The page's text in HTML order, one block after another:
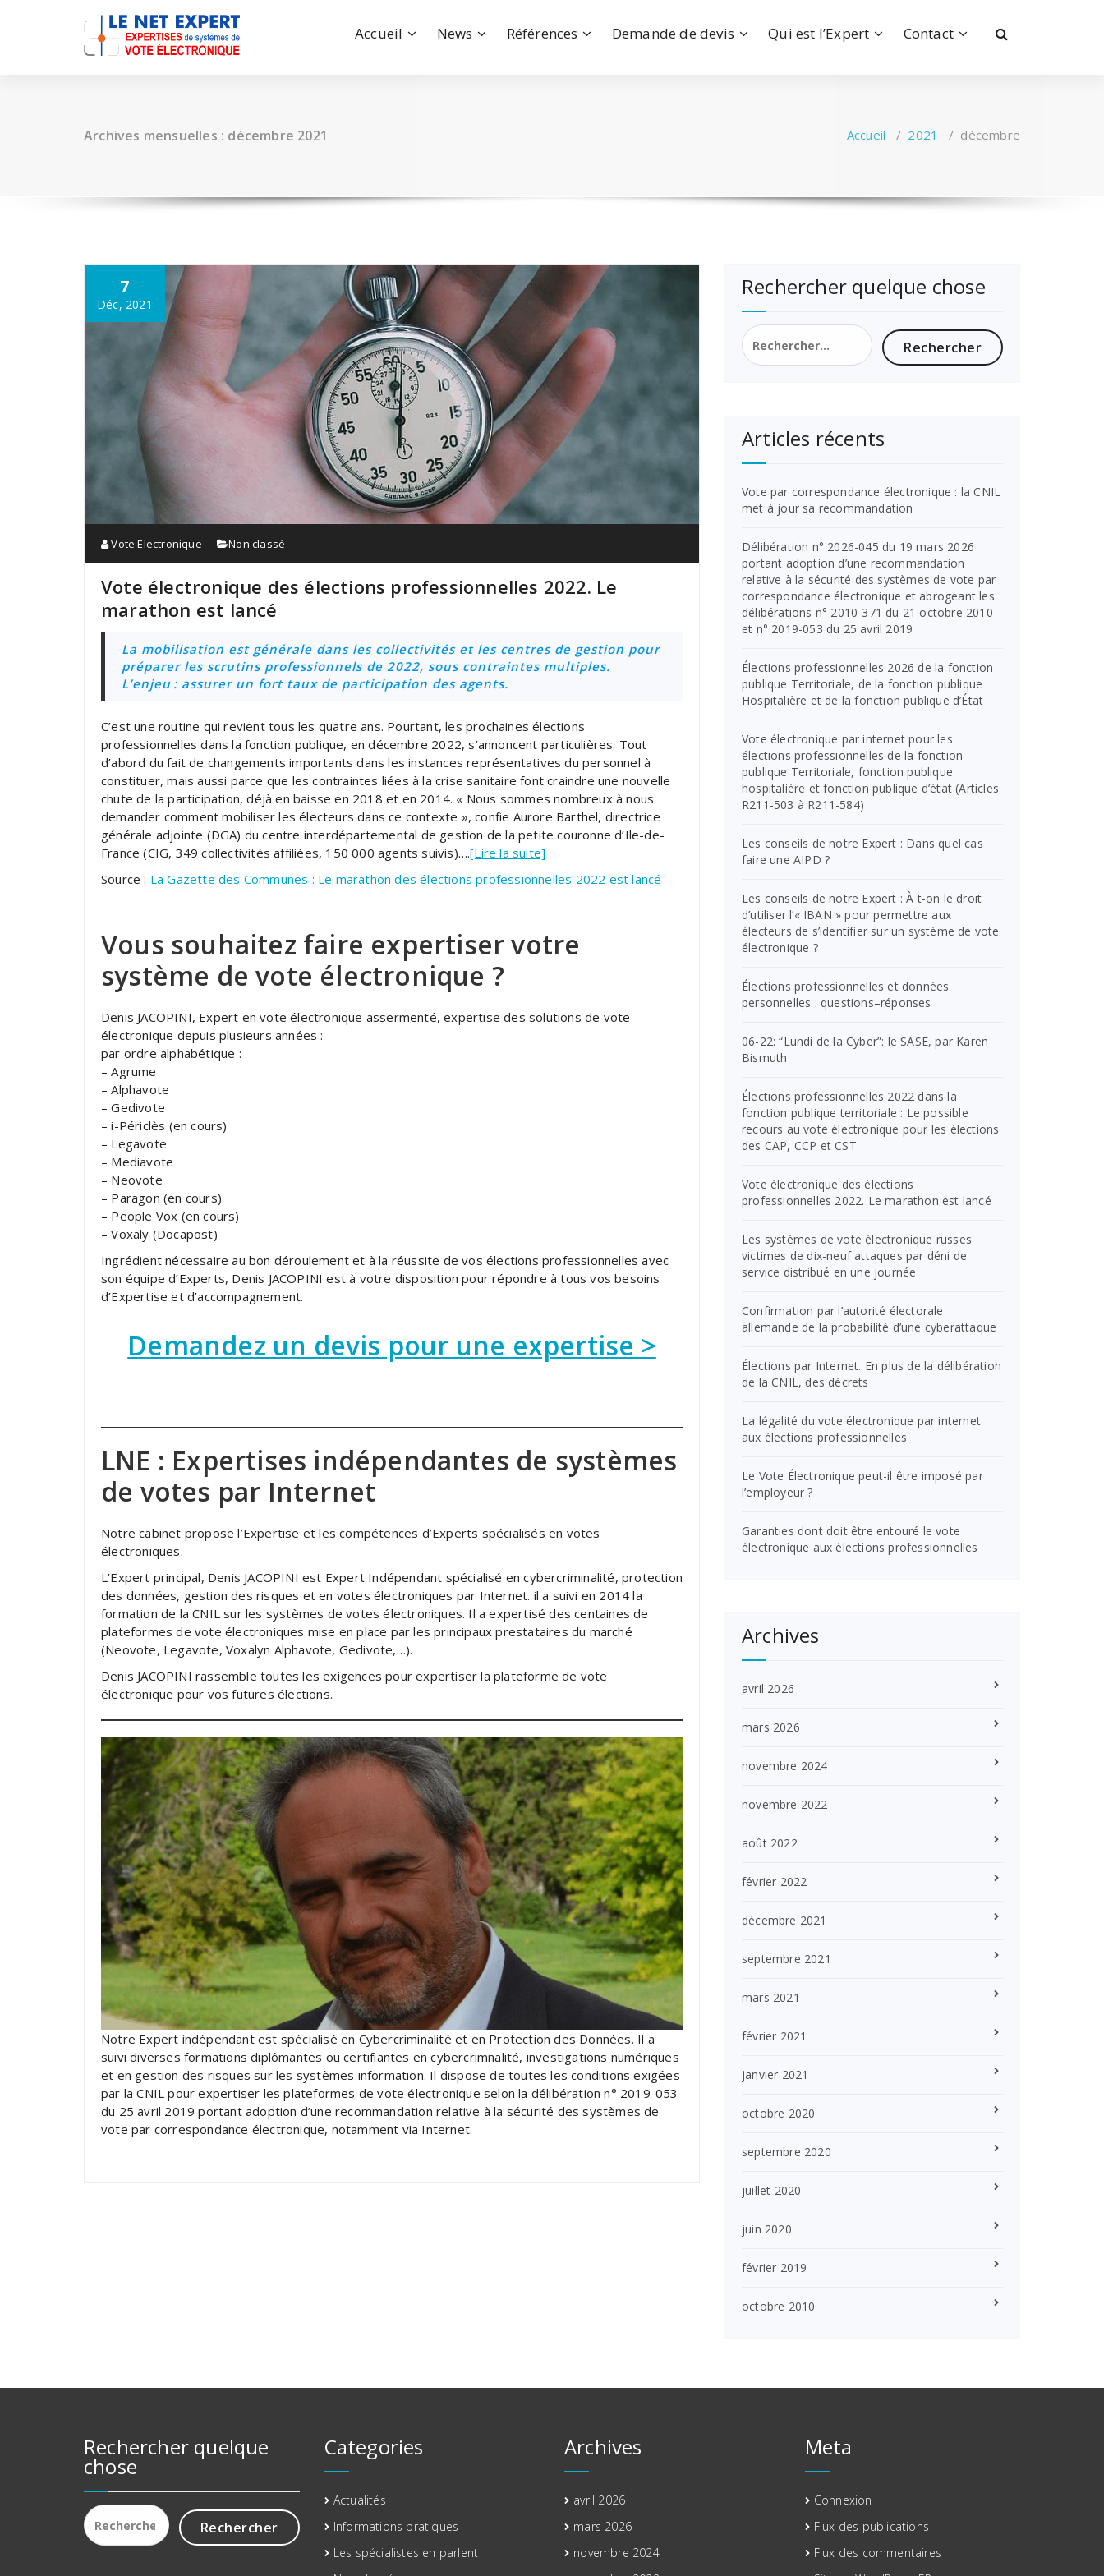
Accueil News Références Demande de devis Qui est l’Expert Contact
Archives mensuelles : décembre 2021 Accueil / 2021 / décembre
7
Déc, 2021
Vote Electronique Non classé
Vote électronique des élections professionnelles 2022. Le
marathon est lancé
La mobilisation est générale dans les collectivités et les centres de gestion pour
préparer les scrutins professionnels de 2022, sous contraintes multiples.
L’enjeu : assurer un fort taux de participation des agents.
C’est une routine qui revient tous les quatre ans. Pourtant, les prochaines élections
professionnelles dans la fonction publique, en décembre 2022, s’annoncent particulières. Tout
d’abord du fait de changements importants dans les instances représentatives du personnel à
constituer, mais aussi parce que les contraintes liées à la crise sanitaire font craindre une nouvelle
chute de la participation, déjà en baisse en 2018 et en 2014. « Nous sommes nombreux à nous
demander comment mobiliser les électeurs dans ce contexte », confie ­Aurore ­Barthel, directrice
générale adjointe (DGA) du centre interdépartemental de gestion de la petite couronne d’Ile-de-
France (CIG, 349 collectivités affiliées, 150 000 agents suivis)….[Lire la suite]
Source : La Gazette des Communes : Le marathon des élections professionnelles 2022 est lancé
Vous souhaitez faire expertiser votre
système de vote électronique ?
Denis JACOPINI, Expert en vote électronique assermenté, expertise des solutions de vote
électronique depuis plusieurs années :
par ordre alphabétique :
– Agrume
– Alphavote
– Gedivote
– i-Périclès (en cours)
– Legavote
– Mediavote
– Neovote
– Paragon (en cours)
– People Vox (en cours)
– Voxaly (Docapost)
Ingrédient nécessaire au bon déroulement et à la réussite de vos élections professionnelles avec
son équipe d’Experts, Denis JACOPINI est à votre disposition pour répondre à tous vos besoins
d’Expertise et d’accompagnement.
Demandez un devis pour une expertise >
LNE : Expertises indépendantes de systèmes
de votes par Internet
Notre cabinet propose l’Expertise et les compétences d’Experts spécialisés en votes
électroniques.
L’Expert principal, Denis JACOPINI est Expert Indépendant spécialisé en cybercriminalité, protection
des données, gestion des risques et en votes électroniques par Internet. il a suivi en 2014 la
formation de la CNIL sur les systèmes de votes électroniques. Il a expertisé des centaines de
plateformes de vote électroniques mise en place par les principaux prestataires du marché
(Neovote, Legavote, Voxalyn Alphavote, Gedivote,…).
Denis JACOPINI rassemble toutes les exigences pour expertiser la plateforme de vote
électronique pour vos futures élections.
Notre Expert indépendant est spécialisé en Cybercriminalité et en Protection des Données. Il a
suivi diverses formations diplômantes ou certifiantes en cybercrimnalité, investigations numériques
et en gestion des risques sur les systèmes information. Il dispose de toutes les conditions exigées
par la CNIL pour expertiser les plateformes de vote électronique selon la délibération n° 2019-053
du 25 avril 2019 portant adoption d’une recommandation relative à la sécurité des systèmes de
vote par correspondance électronique, notamment via Internet.
Rechercher quelque chose
Rechercher :
Articles récents
Vote par correspondance électronique : la CNIL
met à jour sa recommandation
Délibération n° 2026-045 du 19 mars 2026
portant adoption d’une recommandation
relative à la sécurité des systèmes de vote par
correspondance électronique et abrogeant les
délibérations n° 2010-371 du 21 octobre 2010
et n° 2019-053 du 25 avril 2019
Élections professionnelles 2026 de la fonction
publique Territoriale, de la fonction publique
Hospitalière et de la fonction publique d’État
Vote électronique par internet pour les
élections professionnelles de la fonction
publique Territoriale, fonction publique
hospitalière et fonction publique d’état (Articles
R211-503 à R211-584)
Les conseils de notre Expert : Dans quel cas
faire une AIPD ?
Les conseils de notre Expert : À t-on le droit
d’utiliser l’« IBAN » pour permettre aux
électeurs de s’identifier sur un système de vote
électronique ?
Élections professionnelles et données
personnelles : questions–réponses
06-22: “Lundi de la Cyber”: le SASE, par Karen
Bismuth
Élections professionnelles 2022 dans la
fonction publique territoriale : Le possible
recours au vote électronique pour les élections
des CAP, CCP et CST
Vote électronique des élections
professionnelles 2022. Le marathon est lancé
Les systèmes de vote électronique russes
victimes de dix-neuf attaques par déni de
service distribué en une journée
Confirmation par l’autorité électorale
allemande de la probabilité d’une cyberattaque
Élections par Internet. En plus de la délibération
de la CNIL, des décrets
La légalité du vote électronique par internet
aux élections professionnelles
Le Vote Électronique peut-il être imposé par
l’employeur ?
Garanties dont doit être entouré le vote
électronique aux élections professionnelles
Archives
avril 2026
mars 2026
novembre 2024
novembre 2022
août 2022
février 2022
décembre 2021
septembre 2021
mars 2021
février 2021
janvier 2021
octobre 2020
septembre 2020
juillet 2020
juin 2020
février 2019
octobre 2010
Rechercher quelque
chose
Rechercher :
Categories
Actualités
Informations pratiques
Les spécialistes en parlent
Archives
avril 2026
mars 2026
novembre 2024
Meta
Connexion
Flux des publications
Flux des commentaires